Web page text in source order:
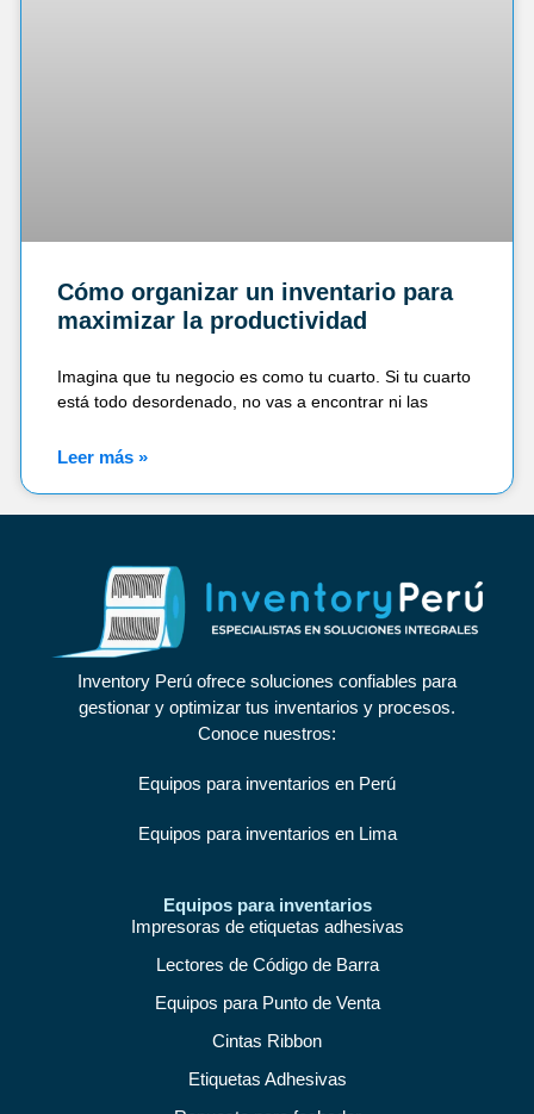
Cómo organizar un inventario para
maximizar la productividad
Imagina que tu negocio es como tu cuarto. Si tu cuarto
está todo desordenado, no vas a encontrar ni las
Leer más »
Inventory Perú ofrece soluciones confiables para
gestionar y optimizar tus inventarios y procesos.
Conoce nuestros:
Equipos para inventarios en Perú
Equipos para inventarios en Lima
Equipos para inventarios
Impresoras de etiquetas adhesivas
Lectores de Código de Barra
Equipos para Punto de Venta
Cintas Ribbon
Etiquetas Adhesivas